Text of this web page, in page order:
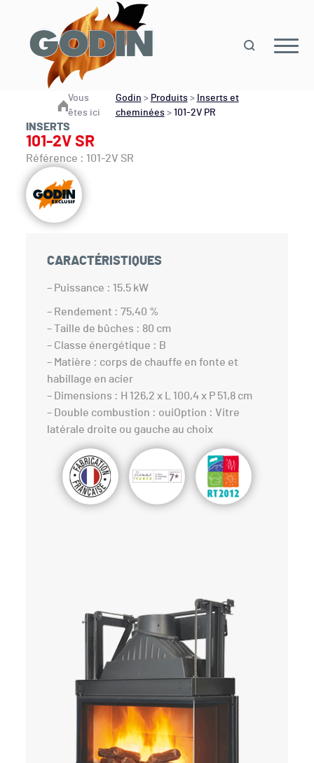
Vous
êtes ici
Godin > Produits> Inserts et
cheminées> 101-2V PR
INSERTS
101-2V SR
Référence : 101-2V SR
CARACTÉRISTIQUES
– Puissance : 15.5 kW
– Rendement : 75,40 %
– Taille de bûches : 80 cm
– Classe énergétique : B
– Matière : corps de chauffe en fonte et
habillage en acier
– Dimensions : H 126,2 x L 100,4 x P 51,8 cm
– Double combustion : ouiOption : Vitre
latérale droite ou gauche au choix